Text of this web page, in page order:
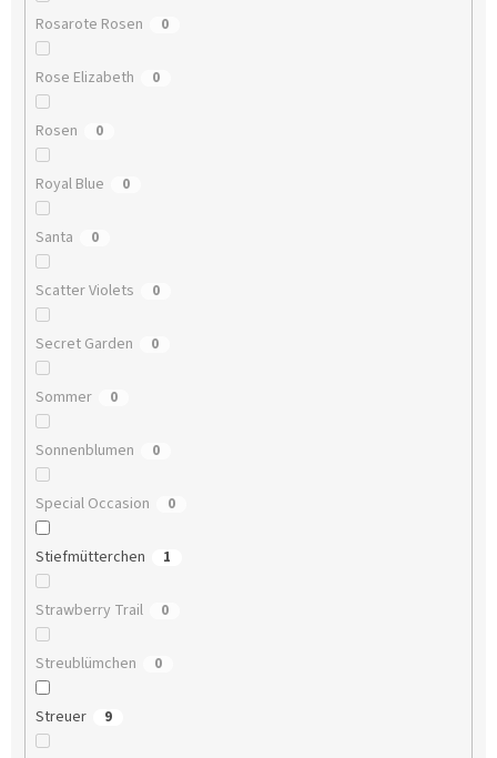
Rosarote Rosen 0
Rose Elizabeth 0
Rosen 0
Royal Blue 0
Santa 0
Scatter Violets 0
Secret Garden 0
Sommer 0
Sonnenblumen 0
Special Occasion 0
Stiefmütterchen 1
Strawberry Trail 0
Streublümchen 0
Streuer 9